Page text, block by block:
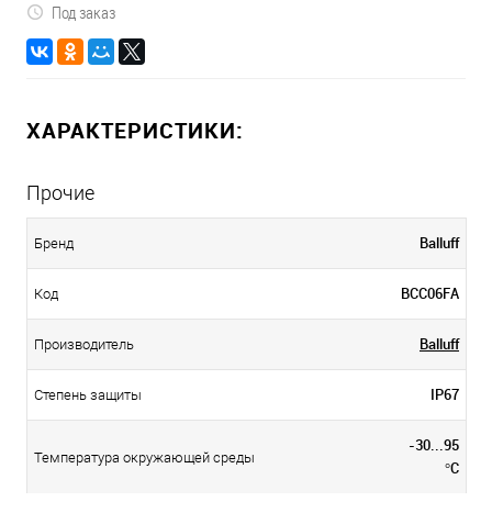
Под заказ
ХАРАКТЕРИСТИКИ:
Прочие
Бренд Balluff
Код BCC06FA
Производитель Balluff
Степень защиты IP67
Температура окружающей среды
-30...95
°C